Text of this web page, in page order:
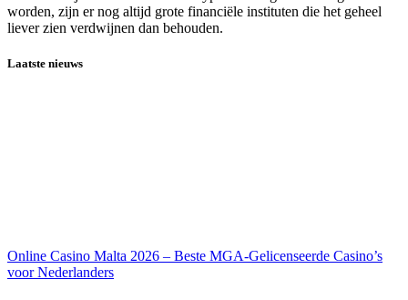
worden, zijn er nog altijd grote financiële instituten die het geheel
liever zien verdwijnen dan behouden.
Laatste nieuws
Online Casino Malta 2026 – Beste MGA-Gelicenseerde Casino’s
voor Nederlanders